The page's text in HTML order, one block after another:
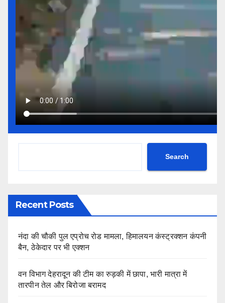
Search
Recent Posts
नंदा की चौकी पुल एप्रोच रोड मामला, हिमालयन कंस्ट्रक्शन कंपनी
बैन, ठेकेदार पर भी एक्शन
वन विभाग देहरादून की टीम का रुड़की में छापा, भारी मात्रा में
तारपीन तेल और बिरोजा बरामद